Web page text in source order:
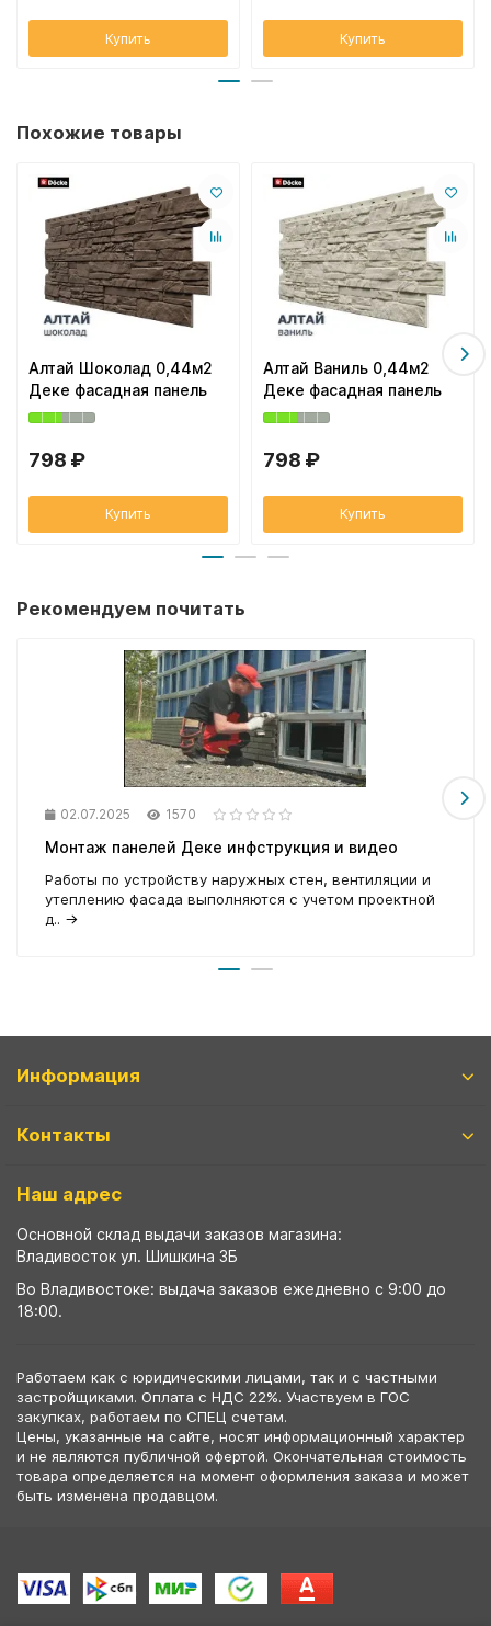
Купить Купить
Похожие товары
Алтай Шоколад 0,44м2
Деке фасадная панель
798 ₽
Купить
Алтай Ваниль 0,44м2
Деке фасадная панель
798 ₽
Купить
Рекомендуем почитать
02.07.2025 1570
Монтаж панелей Деке инфструкция и видео
Работы по устройству наружных стен, вентиляции и
утеплению фасада выполняются с учетом проектной
д.. →
Информация
Контакты
Наш адрес
Основной склад выдачи заказов магазина:
Владивосток ул. Шишкина 3Б
Во Владивостоке: выдача заказов ежедневно с 9:00 до
18:00.
Работаем как с юридическими лицами, так и с частными
застройщиками. Оплата с НДС 22%. Участвуем в ГОС
закупках, работаем по СПЕЦ счетам.
Цены, указанные на сайте, носят информационный характер
и не являются публичной офертой. Окончательная стоимость
товара определяется на момент оформления заказа и может
быть изменена продавцом.